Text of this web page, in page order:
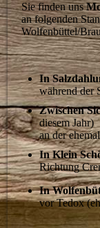
Sie finden uns
an folgenden
Wolfenbüttel/
In
während der
Zwischen
diesem Jahr)
an der
In Klein
Richtung
In
vor Tedox